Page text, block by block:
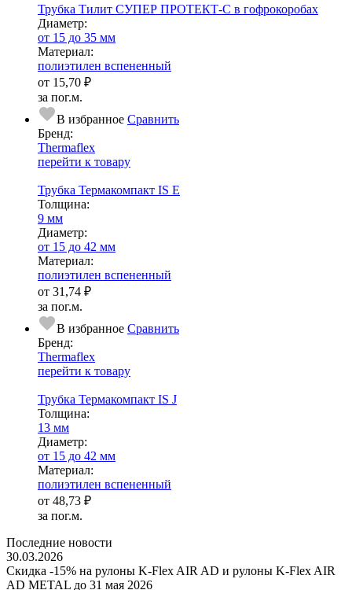
Трубка Тилит СУПЕР ПРОТЕКТ-С в гофрокоробах
Диаметр:
от 15 до 35 мм
Ма­­те­­ри­­ал:
полиэтилен вспененный
от 15,70 ₽
за пог.м.
В избранное Сравнить
Бренд:
Thermaflex
перейти к товару
Трубка Термакомпакт IS E
Тол­щи­на:
9 мм
Диаметр:
от 15 до 42 мм
Ма­­те­­ри­­ал:
полиэтилен вспененный
от 31,74 ₽
за пог.м.
В избранное Сравнить
Бренд:
Thermaflex
перейти к товару
Трубка Термакомпакт IS J
Тол­щи­на:
13 мм
Диаметр:
от 15 до 42 мм
Ма­­те­­ри­­ал:
полиэтилен вспененный
от 48,73 ₽
за пог.м.
Последние новости
30.03.2026
Скидка -15% на рулоны K-Flex AIR AD и рулоны K-Flex AIR
AD METAL до 31 мая 2026